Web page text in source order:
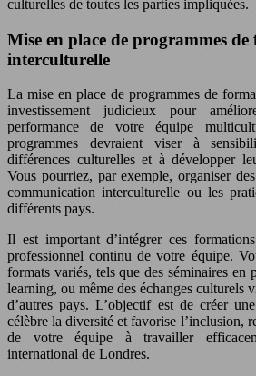
culturelles de toutes les parties impliquées.
Mise en place de programmes
interculturelle
La mise en place de programmes de
investissement judicieux pour
performance de votre équipe
programmes devraient viser à
différences culturelles et à développer
Vous pourriez, par exemple, organiser
communication interculturelle ou les
différents pays.
Il est important d’intégrer ces
professionnel continu de votre équipe.
formats variés, tels que des séminaires en
learning, ou même des échanges culturels
d’autres pays. L’objectif est de créer
célèbre la diversité et favorise l’inclusion,
de votre équipe à travailler
international de Londres.